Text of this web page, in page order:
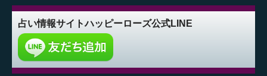
占い情報サイトハッピーローズ公式LINE